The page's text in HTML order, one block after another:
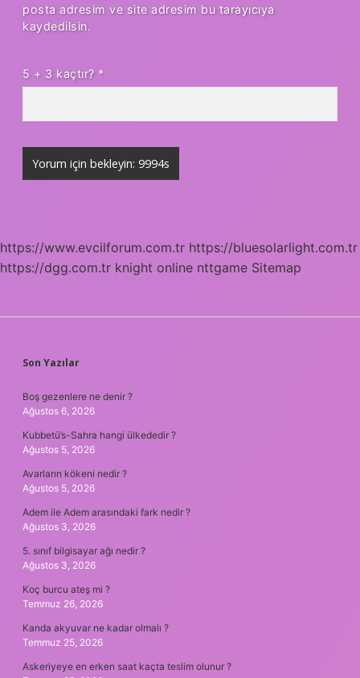
posta adresim ve site adresim bu tarayıcıya
kaydedilsin.
5 + 3 kaçtır? *
https://www.evcilforum.com.tr https://bluesolarlight.com.tr
https://dgg.com.tr knight online nttgame Sitemap
SIDEBAR
Son Yazılar
Boş gezenlere ne denir ?
Ağustos 6, 2026
Kubbetü’s-Sahra hangi ülkededir ?
Ağustos 5, 2026
Avarların kökeni nedir ?
Ağustos 5, 2026
Adem ile Adem arasındaki fark nedir ?
Ağustos 3, 2026
5. sınıf bilgisayar ağı nedir ?
Ağustos 3, 2026
Koç burcu ateş mi ?
Temmuz 26, 2026
Kanda akyuvar ne kadar olmalı ?
Temmuz 25, 2026
Askeriyeye en erken saat kaçta teslim olunur ?